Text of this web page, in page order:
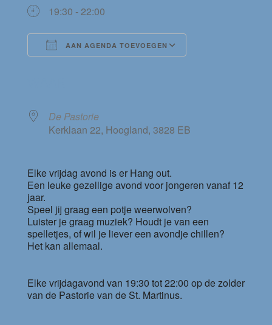
19:30 - 22:00
AAN AGENDA TOEVOEGEN
De Pastorie
Kerklaan 22, Hoogland, 3828 EB
Elke vrijdag avond is er Hang out.
Een leuke gezellige avond voor jongeren vanaf 12
jaar.
Speel jij graag een potje weerwolven?
Luister je graag muziek? Houdt je van een
spelletjes, of wil je liever een avondje chillen?
Het kan allemaal.
Elke vrijdagavond van 19:30 tot 22:00 op de zolder
van de Pastorie van de St. Martinus.